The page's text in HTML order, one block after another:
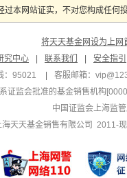
本网站证实，不对您构成任
将天天基金网设为上网
究中心 联系我们
安全指引
：95021
客服邮箱：
证监会批准的基金销售机构
中国证监会上海监
天天基金销售有限公司 2011-